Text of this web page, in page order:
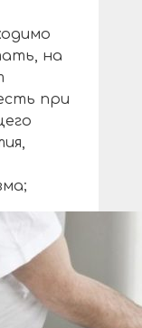
на
при